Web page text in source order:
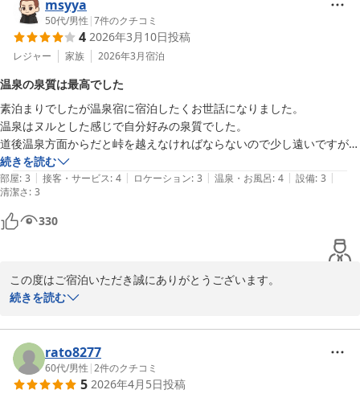
何よりでございます。自慢の温泉やサウナで時間を忘れてリフレッ
シュしていただけたこと、また川のせせらぎに包まれて日頃の疲れ
を癒していただけたお話を大変嬉しく拝読いたしました。
これからもお客様にとって、日常を離れて心から寛げる憩いの場所
であり続けられるよう努めてまいります。またのお越しをスタッフ
一同、心よりお待ち申し上げます。
鈍川温泉 皆楽荘
2026-07-30
msyya
50代/男性 |7件のクチコミ
4 2026年3月10日投稿
レジャー 家族 2026年3月宿泊
温泉の泉質は最高でした
素泊まりでしたが温泉宿に宿泊したくお世話になりました。
温泉はヌルとした感じで自分好みの泉質でした。
道後温泉方面からだと峠を越えなければならないので少し遠いですが道
続きを読む
部屋: 3 | 接客・サービス: 4 | ロケーション: 3 | 温泉・お風呂: 4 | 設備: 3 |
清潔さ: 3
330
この度はご宿泊いただき誠にありがとうございます。
当館の温泉をお気に召していただけたようで何よりでございます。
す。またのお越しを心よりお待ち申し上げております。
鈍川温泉 皆楽荘
2026-05-26
続きを読む
rato8277
60代/男性 |2件のクチコミ
5 2026年4月5日投稿